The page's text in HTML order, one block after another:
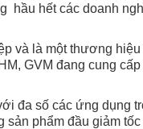
hầu hết các doanh
và là một thương
GVM đang cung cấp
đa số các ứng dụng
sản phẩm đầu giảm tốc